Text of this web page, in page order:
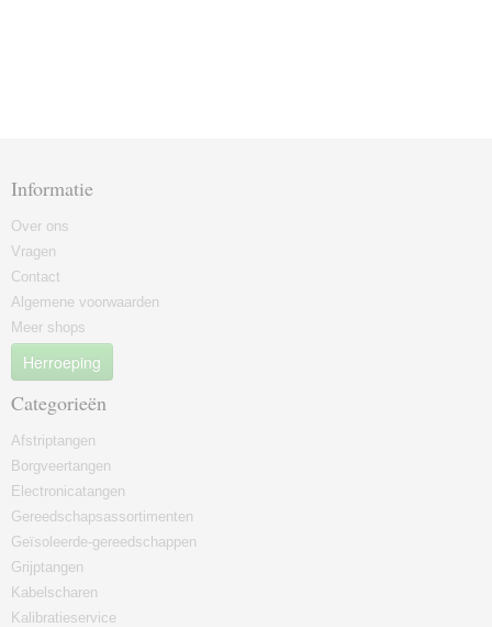
Informatie
Over ons
Vragen
Contact
Algemene voorwaarden
Meer shops
Herroeping
Categorieën
Afstriptangen
Borgveertangen
Electronicatangen
Gereedschapsassortimenten
Geïsoleerde-gereedschappen
Grijptangen
Kabelscharen
Kalibratieservice